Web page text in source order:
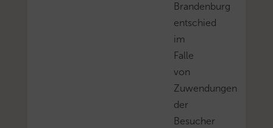
Brandenburg
entschied
im
Falle
von
Zuwendungen
der
Besucher